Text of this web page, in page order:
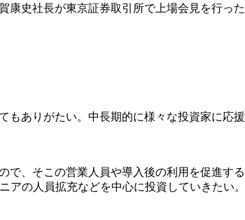
史社長が東京証券取引所で上場会見を行った
ありがたい。中長期的に様々な投資家に応
、そこの営業人員や導入後の利用を促進す
の人員拡充などを中心に投資していきたい。